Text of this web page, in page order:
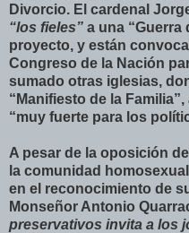
Divorcio. El cardenal
“los fieles” a una “Guerra
proyecto, y están
Congreso de la Nación
sumado otras iglesias,
“Manifiesto de la
“muy fuerte para los
A pesar de la oposición
la comunidad
en el reconocimiento de
Monseñor Antonio
preservativos invita a los